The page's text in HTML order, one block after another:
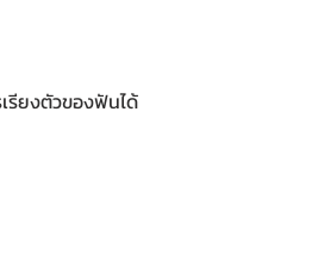
รียงตัวของฟันได้